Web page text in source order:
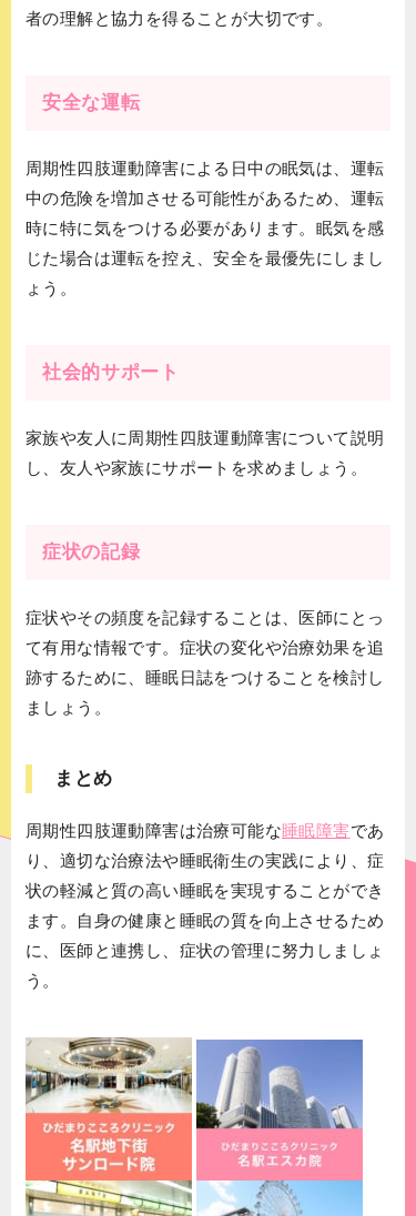
者の理解と協力を得ることが大切です。
安全な運転
周期性四肢運動障害による日中の眠気は、運転
中の危険を増加させる可能性があるため、運転
時に特に気をつける必要があります。眠気を感
じた場合は運転を控え、安全を最優先にしまし
ょう。
社会的サポート
家族や友人に周期性四肢運動障害について説明
し、友人や家族にサポートを求めましょう。
症状の記録
症状やその頻度を記録することは、医師にとっ
て有用な情報です。症状の変化や治療効果を追
跡するために、睡眠日誌をつけることを検討し
ましょう。
まとめ
周期性四肢運動障害は治療可能な睡眠障害であ
り、適切な治療法や睡眠衛生の実践により、症
状の軽減と質の高い睡眠を実現することができ
ます。自身の健康と睡眠の質を向上させるため
に、医師と連携し、症状の管理に努力しましょ
う。